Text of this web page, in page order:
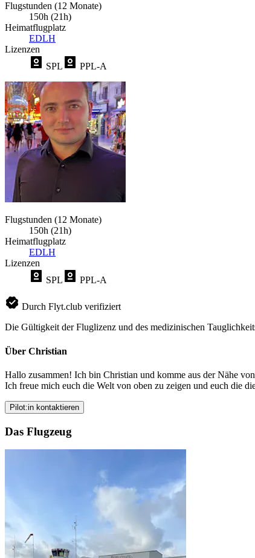
Flugstunden (12 Monate)
150h (21h)
Heimatflugplatz
EDLH
Lizenzen
SPL
PPL-A
Flugstunden (12 Monate)
150h (21h)
Heimatflugplatz
EDLH
Lizenzen
SPL
PPL-A
Durch Flyt.club verifiziert
Die Gültigkeit der Fluglizenz und des medizinischen
Über Christian
Hallo zusammen! Ich bin Christian und komme aus der Nähe
Ich freue mich euch die Welt von oben zu zeigen und euch die
Pilot:in kontaktieren
Das Flugzeug